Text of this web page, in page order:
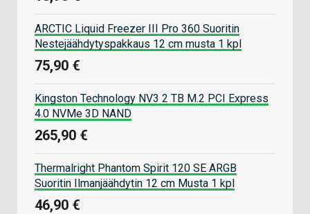
ARCTIC Liquid Freezer III Pro 360 Suoritin
Nestejäähdytyspakkaus 12 cm musta 1 kpl
75,90 €
Kingston Technology NV3 2 TB M.2 PCI Express
4.0 NVMe 3D NAND
265,90 €
Thermalright Phantom Spirit 120 SE ARGB
Suoritin Ilmanjäähdytin 12 cm Musta 1 kpl
46,90 €